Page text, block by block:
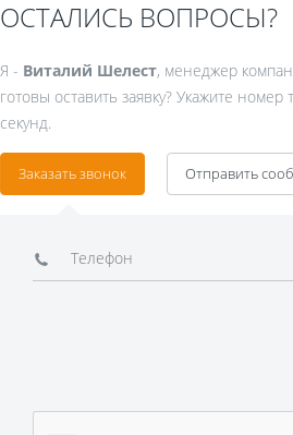
ОСТАЛИСЬ ВОПРОСЫ?
Я - Виталий Шелест, менеджер
готовы оставить заявку? Укажите
секунд.
Заказать звонок Отправить